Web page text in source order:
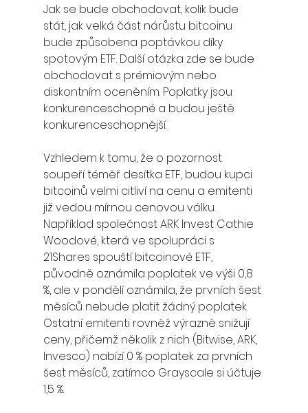
Jak se bude obchodovat, kolik bude
stát, jak velká část nárůstu bitcoinu
bude způsobena poptávkou díky
spotovým ETF. Další otázka zde se bude
obchodovat s prémiovým nebo
diskontním oceněním. Poplatky jsou
konkurenceschopné a budou ještě
konkurenceschopnější.
Vzhledem k tomu, že o pozornost
soupeří téměř desítka ETF, budou kupci
bitcoinů velmi citliví na cenu a emitenti
již vedou mírnou cenovou válku.
Například společnost ARK Invest Cathie
Woodové, která ve spolupráci s
21Shares spouští bitcoinové ETF,
původně oznámila poplatek ve výši 0,8
%, ale v pondělí oznámila, že prvních šest
měsíců nebude platit žádný poplatek.
Ostatní emitenti rovněž výrazně snižují
ceny, přičemž několik z nich (Bitwise, ARK,
Invesco) nabízí 0 % poplatek za prvních
šest měsíců, zatímco Grayscale si účtuje
1,5 %.